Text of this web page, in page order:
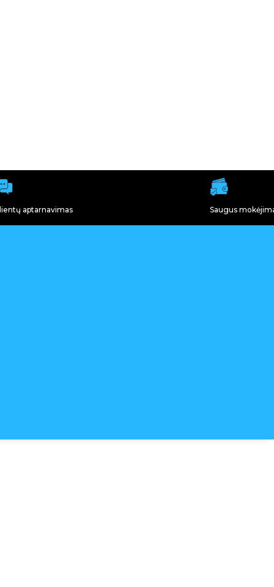
aptarnavimas Saugus